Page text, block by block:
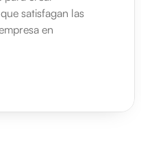
satisfagan las
en